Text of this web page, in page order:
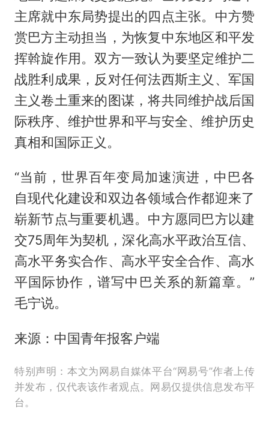
主席就中东局势提出的四点主张。中方赞
赏巴方主动担当，为恢复中东地区和平发
挥斡旋作用。双方一致认为要坚定维护二
战胜利成果，反对任何法西斯主义、军国
主义卷土重来的图谋，将共同维护战后国
际秩序、维护世界和平与安全、维护历史
真相和国际正义。
“当前，世界百年变局加速演进，中巴各
自现代化建设和双边各领域合作都迎来了
崭新节点与重要机遇。中方愿同巴方以建
交75周年为契机，深化高水平政治互信、
高水平务实合作、高水平安全合作、高水
平国际协作，谱写中巴关系的新篇章。”
毛宁说。
来源：中国青年报客户端
特别声明：本文为网易自媒体平台“网易号”作者上传
并发布，仅代表该作者观点。网易仅提供信息发布平
台。